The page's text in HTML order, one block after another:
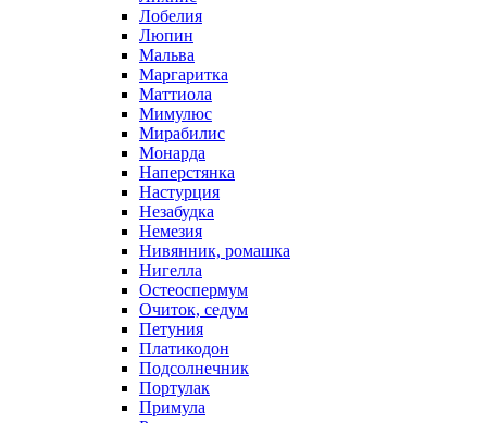
Лобелия
Люпин
Мальва
Маргаритка
Маттиола
Мимулюс
Мирабилис
Монарда
Наперстянка
Настурция
Незабудка
Немезия
Нивянник, ромашка
Нигелла
Остеоспермум
Очиток, седум
Петуния
Платикодон
Подсолнечник
Портулак
Примула